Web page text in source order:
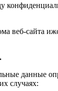
веб-сайта
данные
случаях: